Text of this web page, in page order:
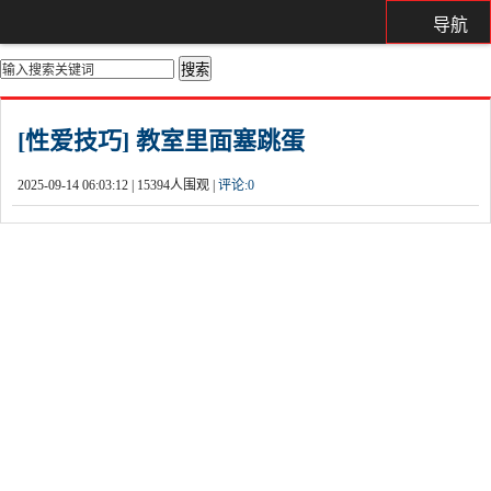
导航
你的位置： 首页>都市激情
[性爱技巧] 教室里面塞跳蛋
2025-09-14 06:03:12 | 15394人围观 | 评论:0